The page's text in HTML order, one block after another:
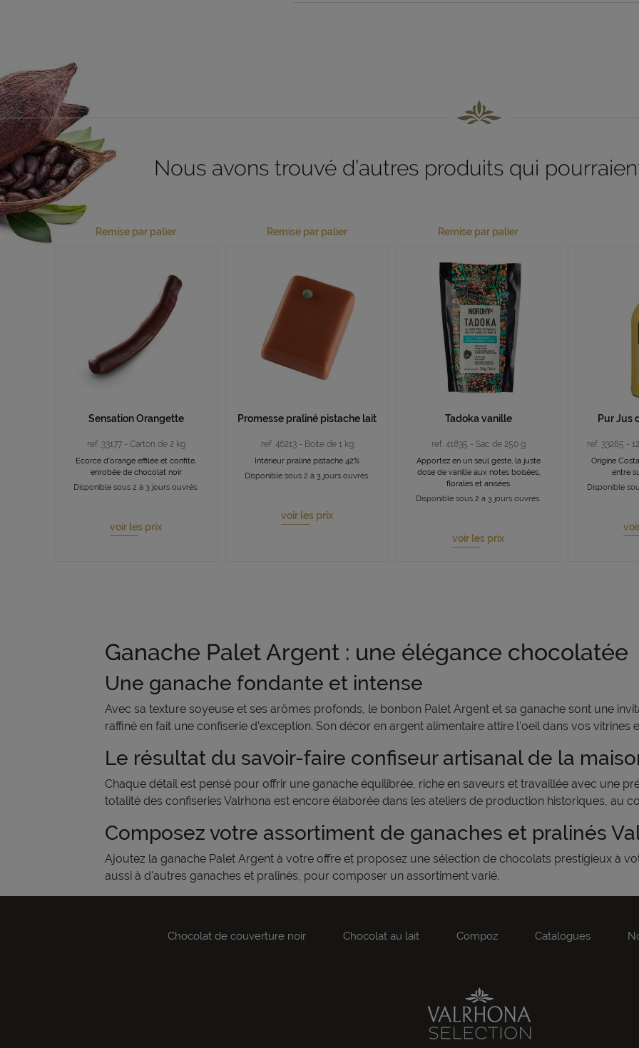
Nous avons trouvé d’autres produits qui
Remise par palier
Sensation Orangette
ref. 33177 - Carton de 2 kg
Ecorce d'orange effilée et confite,
enrobée de chocolat noir
Disponible sous 2 à 3 jours ouvrés.
voir les prix
Remise par palier
Promesse praliné pistache lait
ref. 46213 - Boite de 1 kg
Intérieur praliné pistache 42%
Disponible sous 2 à 3 jours ouvrés.
voir les prix
Remise par palier
Tadoka vanille
ref. 41835 - Sac de 250 g
Apportez en un seul geste, la juste
dose de vanille aux notes boisées,
florales et anisées
Disponible sous 2 à 3 jours ouvrés.
voir les prix
Pur Jus
ref. 33285 -
Origine
entre
Disponible
Ganache Palet Argent : une élégance chocolatée
Une ganache fondante et intense
Avec sa texture soyeuse et ses arômes profonds, le bonbon Palet Argent et sa ganache sont une
raffiné en fait une confiserie d’exception. Son décor en argent alimentaire attire l'oeil dans vos
Le résultat du savoir-faire confiseur artisanal de la
Chaque détail est pensé pour offrir une ganache équilibrée, riche en saveurs et travaillée avec une
totalité des confiseries Valrhona est encore élaborée dans les ateliers de production historiques, au
Composez votre assortiment de ganaches et pralinés
Ajoutez la ganache Palet Argent à votre offre et proposez une sélection de chocolats prestigieux à
aussi à d'autres ganaches et pralinés, pour composer un assortiment varié.
Chocolat de couverture noir Chocolat au lait Compoz Catalogues